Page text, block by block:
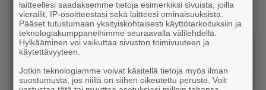
laitteellesi saadaksemme tietoja esimerkiksi sivuista, joilla
vierailit, IP-osoitteestasi sekä laitteesi ominaisuuksista.
Pääset tutustumaan yksityiskohtaisesti käyttötarkoituksiin ja
teknologiakumppaneihimme seuraavalla välilehdellä.
Hylkääminen voi vaikuttaa sivuston toimivuuteen ja
käytettävyyteen.
Jotkin teknologiamme voivat käsitellä tietoja myös ilman
suostumusta, jos niillä on siihen oikeutettu peruste. Voit